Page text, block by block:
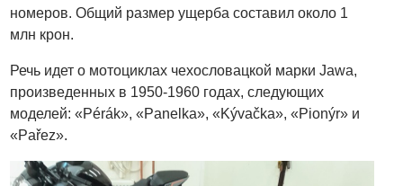
номеров. Общий размер ущерба составил около 1
млн крон.
Речь идет о мотоциклах чехословацкой марки Jawa,
произведенных в 1950-1960 годах, следующих
моделей: «Pérák», «Panelka», «Kývačka», «Pionýr» и
«Pařez».